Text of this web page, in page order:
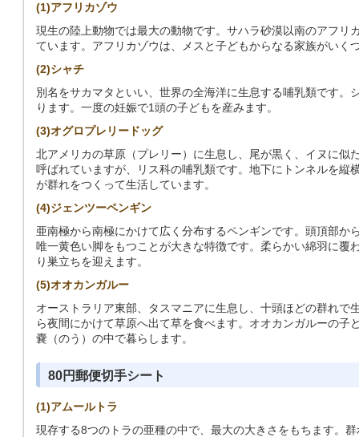
(1)アフリカゾウ
現生の陸上動物では最大の動物です。サハラ砂漠以南のアフリ
ています。アフリカゾウは、メスと子どもからなる家族がいく
(2)シャチ
別名をサカマタといい、世界の全海洋に生息する哺乳類です。
ります。一度の妊娠で1頭の子どもを産みます。
(3)オグロプレリードッグ
北アメリカの草原（プレリー）に生息し、尾が黒く、イヌに似
呼ばれていますが、リス科の哺乳類です。地下にトンネルを縦
が群れをつくって生活しています。
(4)ジェンツーペンギン
亜南極から南極にかけて広く分布するペンギンです。頭頂部か
唯一黄色い脚をもつことが大きな特徴です。柔らかい綿羽に覆
り巣立ちを迎えます。
(5)オオカンガルー
オーストラリア東部、タスマニアに生息し、十頭ほどの群れで
ら夜間にかけて草原へ出て草を食べます。オオカンガルーの子
嚢（のう）の中で暮らします。
80円郵便切手シート
(1)アムールトラ
現存する8つのトラの亜種の中で、最大の大きさをもちます。